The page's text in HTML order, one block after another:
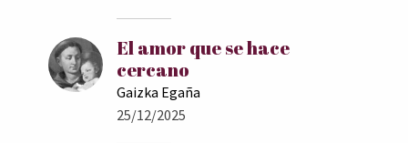
El amor que se hace
cercano
Gaizka Egaña
25/12/2025